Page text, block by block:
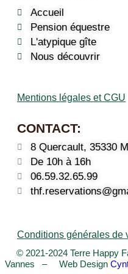
Accueil
Pension équestre
L'atypique gîte
Nous découvrir
Mentions légales et CGU
CONTACT:
8 Quercault, 35330
De 10h à 16h
06.59.32.65.99
Conditions générales de
© 2021-2024 Terre Happy
Vannes – Web Design